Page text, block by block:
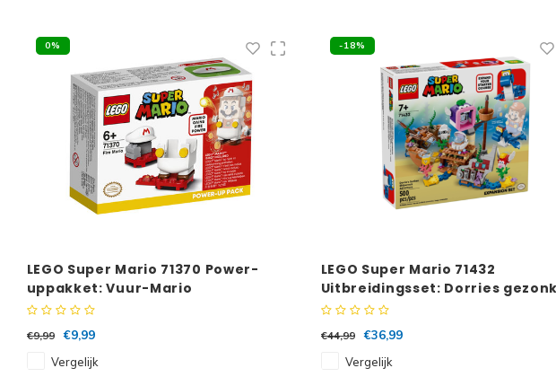
0%
LEGO Super Mario 71370 Power-
uppakket: Vuur-Mario
€9,99
€9,99
Vergelijk
-18%
LEGO Super Mario 71432
Uitbreidingsset: Dorries
scheepswrak
€44,99
€36,99
Vergelijk